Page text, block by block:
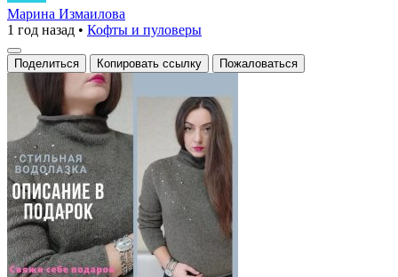
водолазка
с
изящной
отделкой
металлических
бусин
и
страз,
создающая
эффект
Марина Измаилова
1 год назад • Кофты и пуловеры
Поделиться Копировать ссылку Пожаловаться